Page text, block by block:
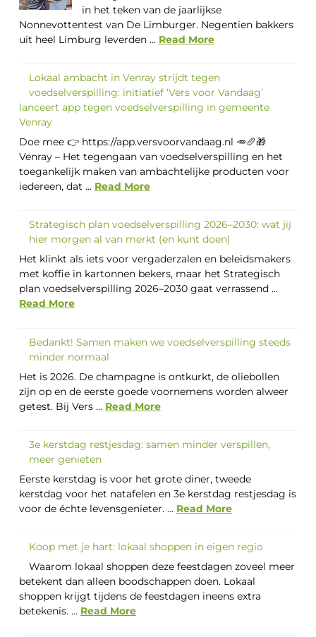
in het teken van de jaarlijkse
Nonnevottentest van De Limburger. Negentien bakkers
uit heel Limburg leverden ... Read More
Lokaal ambacht in Venray strijdt tegen
voedselverspilling: initiatief ‘Vers voor Vandaag’
lanceert app tegen voedselverspilling in gemeente
Venray
Doe mee 👉 https://app.versvoorvandaag.nl 🥕🥖🎁
Venray – Het tegengaan van voedselverspilling en het
toegankelijk maken van ambachtelijke producten voor
iedereen, dat ... Read More
Strategisch plan voedselverspilling 2026–2030: wat jij
hier morgen al van merkt (en kunt doen)
Het klinkt als iets voor vergaderzalen en beleidsmakers
met koffie in kartonnen bekers, maar het Strategisch
plan voedselverspilling 2026–2030 gaat verrassend ...
Read More
Bedankt! Samen maken we voedselverspilling steeds
minder normaal
Het is 2026. De champagne is ontkurkt, de oliebollen
zijn op en de eerste goede voornemens worden alweer
getest. Bij Vers ... Read More
3e kerstdag restjesdag: samen minder verspillen,
meer genieten
Eerste kerstdag is voor het grote diner, tweede
kerstdag voor het natafelen en 3e kerstdag restjesdag is
voor de échte levensgenieter. ... Read More
Koop met je hart: lokaal shoppen in eigen regio
Waarom lokaal shoppen deze feestdagen zoveel meer
betekent dan alleen boodschappen doen. Lokaal
shoppen krijgt tijdens de feestdagen ineens extra
betekenis. ... Read More